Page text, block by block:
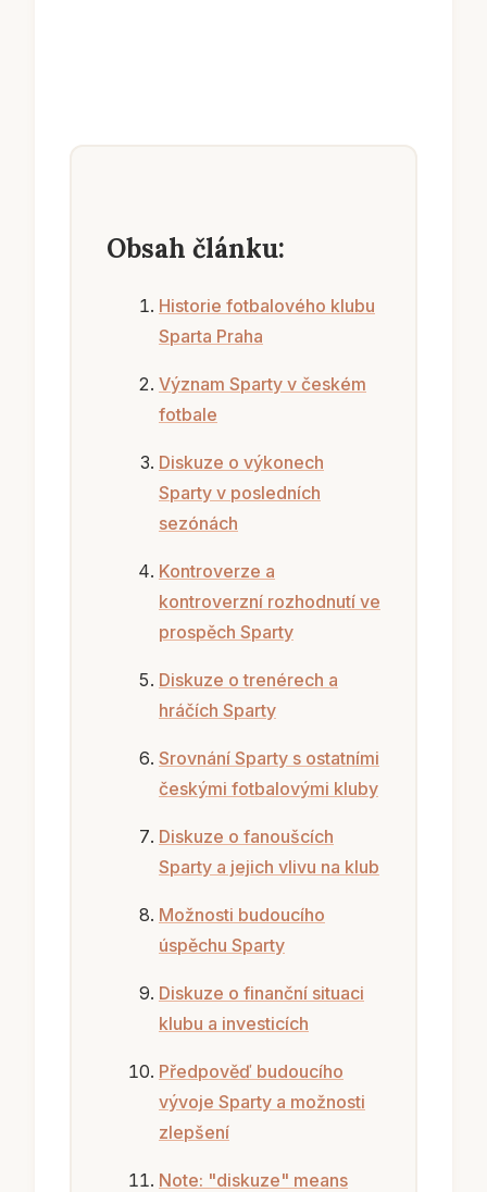
Obsah článku:
Historie fotbalového klubu
Sparta Praha
Význam Sparty v českém
fotbale
Diskuze o výkonech
Sparty v posledních
sezónách
Kontroverze a
kontroverzní rozhodnutí ve
prospěch Sparty
Diskuze o trenérech a
hráčích Sparty
Srovnání Sparty s ostatními
českými fotbalovými kluby
Diskuze o fanoušcích
Sparty a jejich vlivu na klub
Možnosti budoucího
úspěchu Sparty
Diskuze o finanční situaci
klubu a investicích
Předpověď budoucího
vývoje Sparty a možnosti
zlepšení
Note: "diskuze" means